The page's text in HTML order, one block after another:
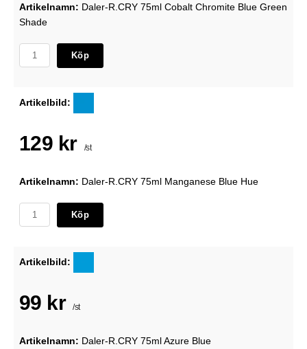
Artikelnamn: Daler-R.CRY 75ml Cobalt Chromite Blue Green
Shade
Köp
Artikelbild:
129 kr /st
Artikelnamn: Daler-R.CRY 75ml Manganese Blue Hue
Köp
Artikelbild:
99 kr /st
Artikelnamn: Daler-R.CRY 75ml Azure Blue